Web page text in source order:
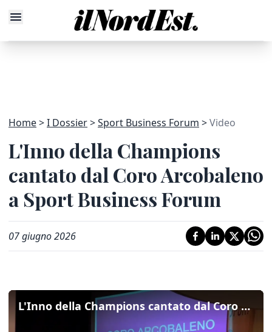
Home I Dossier Sport Business Forum Video
L'Inno della Champions
cantato dal Coro Arcobaleno
a Sport Business Forum
07 giugno 2026
L'Inno della Champions cantato dal Coro Arcobaleno a Sport Business Forum